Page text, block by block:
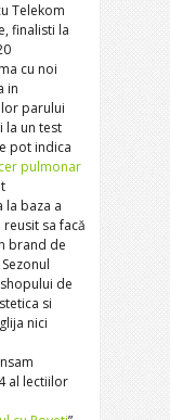
Telekom
finalisti la
cu noi
in
parului
la un test
pot indica
pulmonar
la baza a
sa facă
brand de
de
si
nici
al lectiilor